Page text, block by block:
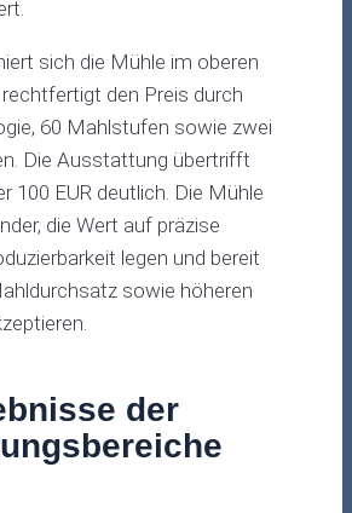
sich die Mühle im oberen
den Preis durch
60 Mahlstufen sowie zwei
Die Ausstattung übertrifft
100 EUR deutlich. Die Mühle
die Wert auf präzise
legen und bereit
sowie höheren
der